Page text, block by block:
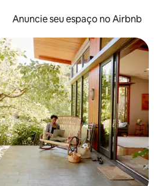
Anuncie seu espaço no Airbnb